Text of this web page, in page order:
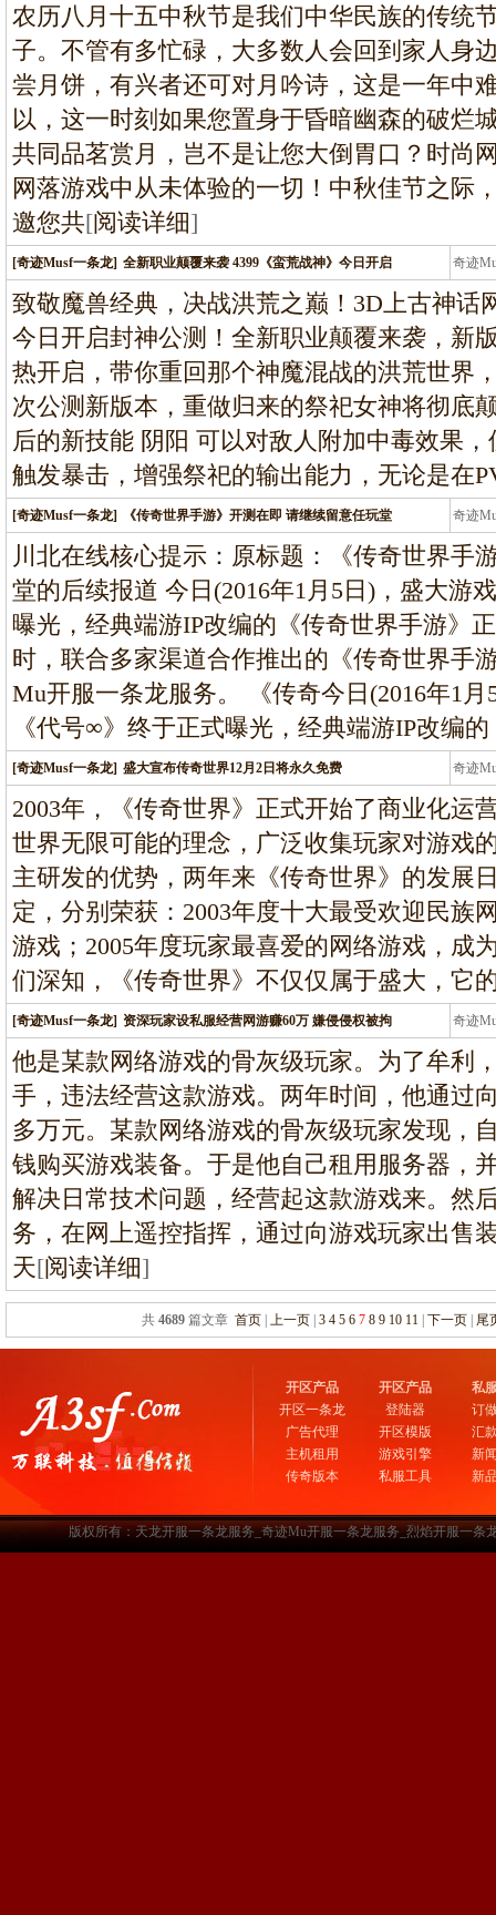
龙
农历八月十五中秋节是我们中华民族的传统
子。不管有多忙碌，大多数人会回到家人身
尝月饼，有兴者还可对月吟诗，这是一年中
以，这一时刻如果您置身于昏暗幽森的破烂
共同品茗赏月，岂不是让您大倒胃口？时尚
网落游戏中从未体验的一切！中秋佳节之际
邀您共[阅读详细]
[奇迹Musf一条龙] 全新职业颠覆来袭 4399《蛮荒战神》今日开启 奇迹
条
致敬魔兽经典，决战洪荒之巅！3D上古神话
今日开启封神公测！全新职业颠覆来袭，新
热开启，带你重回那个神魔混战的洪荒世界
次公测新版本，重做归来的祭祀女神将彻底
后的新技能 阴阳 可以对敌人附加中毒效果
触发暴击，增强祭祀的输出能力，无论是在
[奇迹Musf一条龙] 《传奇世界手游》开测在即 请继续留意任玩堂 奇迹
条
川北在线核心提示：原标题：《传奇世界手
堂的后续报道 今日(2016年1月5日)，盛大游
曝光，经典端游IP改编的《传奇世界手游》
时，联合多家渠道合作推出的《传奇世界手
Mu开服一条龙服务。 《传奇今日(2016年1
《代号∞》终于正式曝光，经典端游IP改编
[奇迹Musf一条龙] 盛大宣布传奇世界12月2日将永久免费 奇迹
条
2003年，《传奇世界》正式开始了商业化运
世界无限可能的理念，广泛收集玩家对游戏
主研发的优势，两年来《传奇世界》的发展
定，分别荣获：2003年度十大最受欢迎民族
游戏；2005年度玩家最喜爱的网络游戏，成
们深知，《传奇世界》不仅仅属于盛大，它
[奇迹Musf一条龙] 资深玩家设私服经营网游赚60万 嫌侵侵权被拘 奇迹
条
他是某款网络游戏的骨灰级玩家。为了牟利
手，违法经营这款游戏。两年时间，他通过
多万元。某款网络游戏的骨灰级玩家发现，
钱购买游戏装备。于是他自己租用服务器，
解决日常技术问题，经营起这款游戏来。然
务，在网上遥控指挥，通过向游戏玩家出售
天[阅读详细]
共 4689篇文章 首页| 上一页| 3 4 5 6 7 8 9 10 11| 下一页| 尾
开区产品
开区一条龙
广告代理
主机租用
传奇版本
开区产品
登陆器
开区模版
游戏引擎
私服工具
私
订
汇
新
新
版权所有：天龙开服一条龙服务_奇迹Mu开服一条龙服务_烈焰开服一条